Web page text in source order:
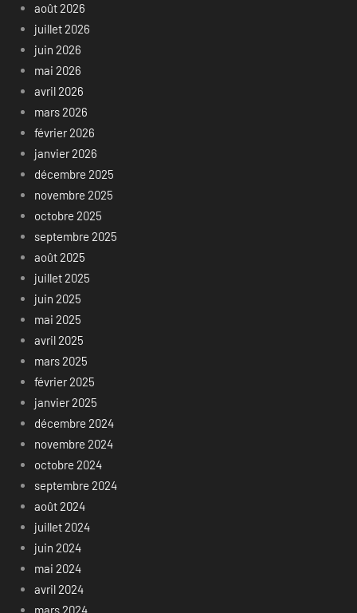
août 2026
juillet 2026
juin 2026
mai 2026
avril 2026
mars 2026
février 2026
janvier 2026
décembre 2025
novembre 2025
octobre 2025
septembre 2025
août 2025
juillet 2025
juin 2025
mai 2025
avril 2025
mars 2025
février 2025
janvier 2025
décembre 2024
novembre 2024
octobre 2024
septembre 2024
août 2024
juillet 2024
juin 2024
mai 2024
avril 2024
mars 2024